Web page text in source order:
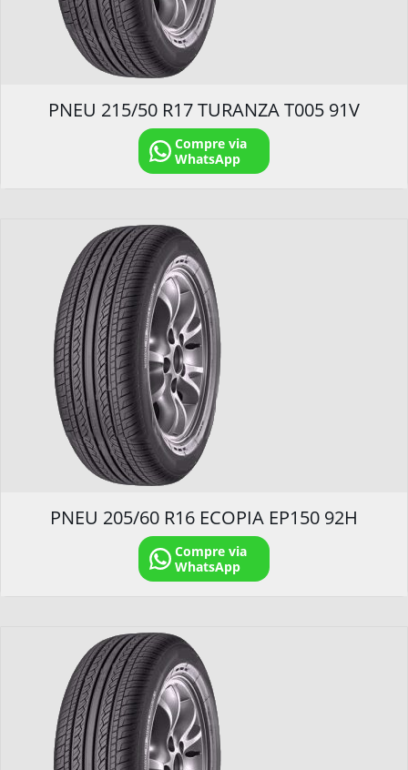
PNEU 215/50 R17 TURANZA T005 91V
Compre via
WhatsApp
PNEU 205/60 R16 ECOPIA EP150 92H
Compre via
WhatsApp